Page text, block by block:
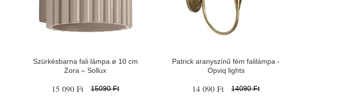
Szürkésbarna fali lámpa ø 10 cm
Zora – Sollux
15 090 Ft 15090 Ft
Patrick aranyszínű fém falilámpa -
Opviq lights
14 090 Ft 14090 Ft